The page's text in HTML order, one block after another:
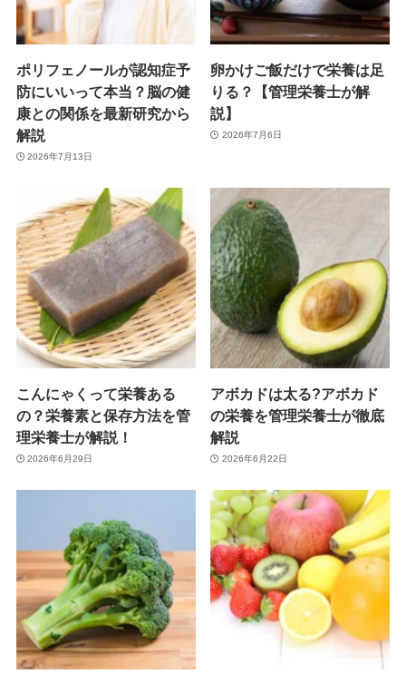
ポリフェノールが認知症予
防にいいって本当？脳の健
康との関係を最新研究から
解説
2026年7月13日
卵かけご飯だけで栄養は足
りる？【管理栄養士が解
説】
2026年7月6日
こんにゃくって栄養ある
の？栄養素と保存方法を管
理栄養士が解説！
2026年6月29日
アボカドは太る?アボカド
の栄養を管理栄養士が徹底
解説
2026年6月22日